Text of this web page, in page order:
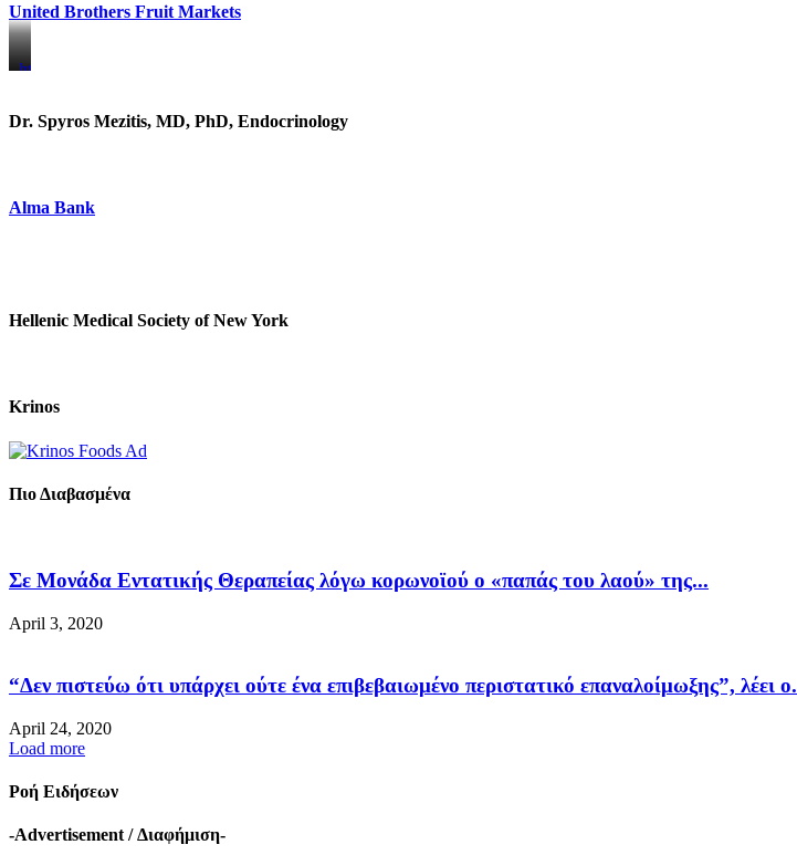
United Brothers Fruit Markets
https://www.unitedbrothersfruitmarkets.com/
https://www.unitedbrothersfruitmarkets.com/
Dr. Spyros Mezitis, MD, PhD, Endocrinology
Alma Bank
Hellenic Medical Society of New York
Krinos
Πιο Διαβασμένα
Σε Μονάδα Εντατικής Θεραπείας λόγω κορωνοϊού ο «παπάς του λαού» της...
April 3, 2020
“Δεν πιστεύω ότι υπάρχει ούτε ένα επιβεβαιωμένο περιστατικό επαναλοίμωξης”, λέει
April 24, 2020
Load more
Ροή Ειδήσεων
-Advertisement / Διαφήμιση-